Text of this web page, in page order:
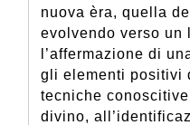
nuova èra, quella
evolvendo verso
l’affermazione di
gli elementi positivi
tecniche
divino,